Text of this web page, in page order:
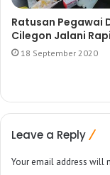
Ratusan Pegawai
Cilegon Jalani
18 September 2020
Leave a Reply
Your email address will